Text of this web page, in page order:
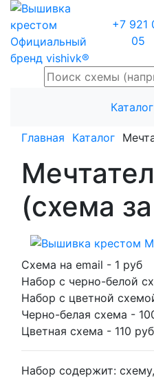
Официальный
бренд vishivk®
+7 921
05
Каталог
Главная Каталог
(схема
Схема на email - 1 руб
Набор с черно-белой
Набор с цветной
Черно-белая схема -
Цветная схема - 110 руб
Набор содержит: